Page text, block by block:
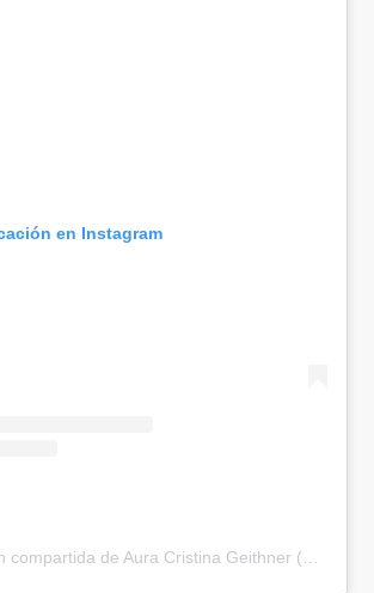
en Instagram